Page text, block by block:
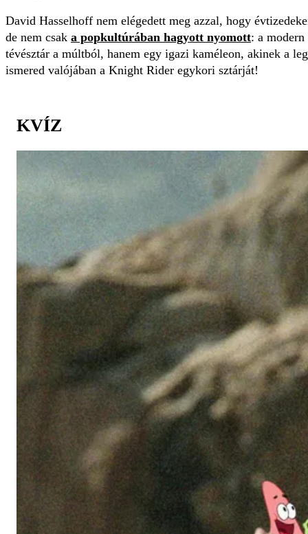
David Hasselhoff nem elégedett meg azzal, hogy
de nem csak a popkultúrában hagyott nyomott: a
tévésztár a múltból, hanem egy igazi kaméleon, akinek a
ismered valójában a Knight Rider egykori sztárját!
KVÍZ